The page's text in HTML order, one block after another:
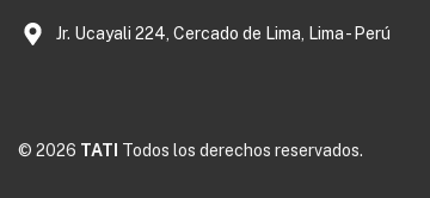
Jr. Ucayali 224, Cercado de Lima, Lima - Perú
© 2026 TATI Todos los derechos reservados.